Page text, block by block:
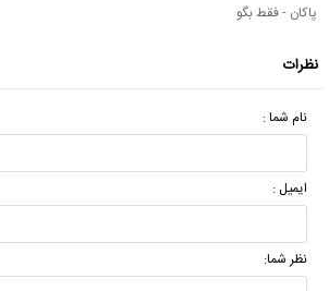
پاکان - فقط بگو
نظرات
نام شما :
ایمیل :
نظر شما: